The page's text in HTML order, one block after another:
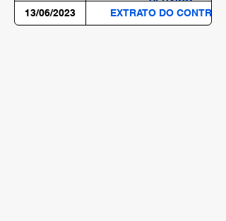
13/06/2023
EXTRATO DO CONTRATO